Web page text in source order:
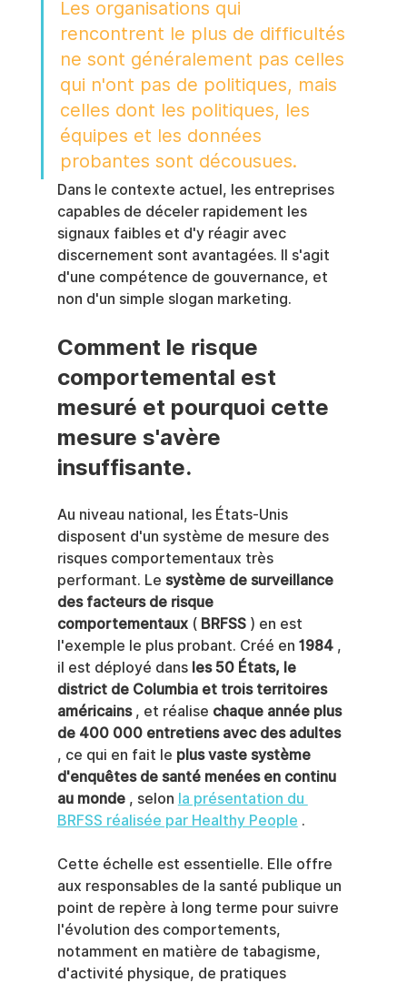
Les organisations qui
rencontrent le plus de difficultés
ne sont généralement pas celles
qui n'ont pas de politiques, mais
celles dont les politiques, les
équipes et les données
probantes sont décousues.
Dans le contexte actuel, les entreprises
capables de déceler rapidement les
signaux faibles et d'y réagir avec
discernement sont avantagées. Il s'agit
d'une compétence de gouvernance, et
non d'un simple slogan marketing.
Comment le risque
comportemental est
mesuré et pourquoi cette
mesure s'avère
insuffisante.
Au niveau national, les États-Unis
disposent d'un système de mesure des
risques comportementaux très
performant. Le système de surveillance
des facteurs de risque
comportementaux ( BRFSS ) en est
l'exemple le plus probant. Créé en 1984 ,
il est déployé dans les 50 États, le
district de Columbia et trois territoires
américains , et réalise chaque année plus
de 400 000 entretiens avec des adultes
, ce qui en fait le plus vaste système
d'enquêtes de santé menées en continu
au monde , selon la présentation du
BRFSS réalisée par Healthy People .
Cette échelle est essentielle. Elle offre
aux responsables de la santé publique un
point de repère à long terme pour suivre
l'évolution des comportements,
notamment en matière de tabagisme,
d'activité physique, de pratiques